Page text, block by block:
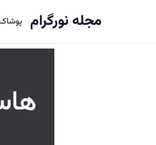
مجله نورگرام